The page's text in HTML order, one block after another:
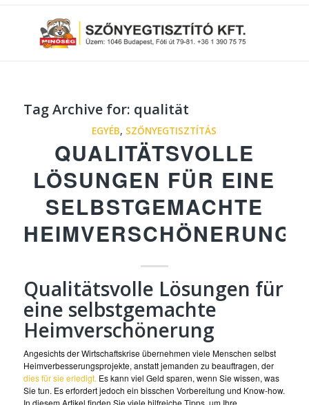
Tag Archive for: qualität
EGYÉB, SZŐNYEGTISZTÍTÁS
QUALITÄTSVOLLE
LÖSUNGEN FÜR EINE
SELBSTGEMACHTE
HEIMVERSCHÖNERUNG
Qualitätsvolle Lösungen für
eine selbstgemachte
Heimverschönerung
Angesichts der Wirtschaftskrise übernehmen viele Menschen selbst
Heimverbesserungsprojekte, anstatt jemanden zu beauftragen, der
dies für sie erledigt. Es kann viel Geld sparen, wenn Sie wissen, was
Sie tun. Es erfordert jedoch ein bisschen Vorbereitung und Know-how.